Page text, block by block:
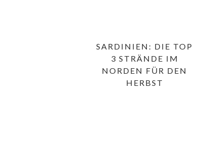
SARDINIEN: DIE TOP
3 STRÄNDE IM
NORDEN FÜR DEN
HERBST